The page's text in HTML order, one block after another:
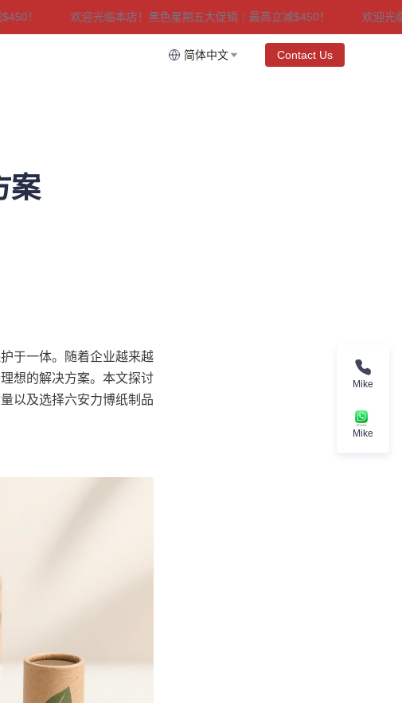
！ 欢迎光临本店！黑色星期五大促销｜最高立减$450！
欢迎光临
五大促销｜最高立减$450！
简体中文 Contact Us
案
于一体。随着企业越来越
想的解决方案。本文探讨
以及选择六安力博纸制品
Mike
Mike